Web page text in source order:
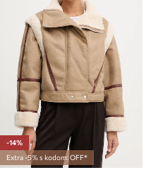
-14%
Extra -5% s kodom: OFF*